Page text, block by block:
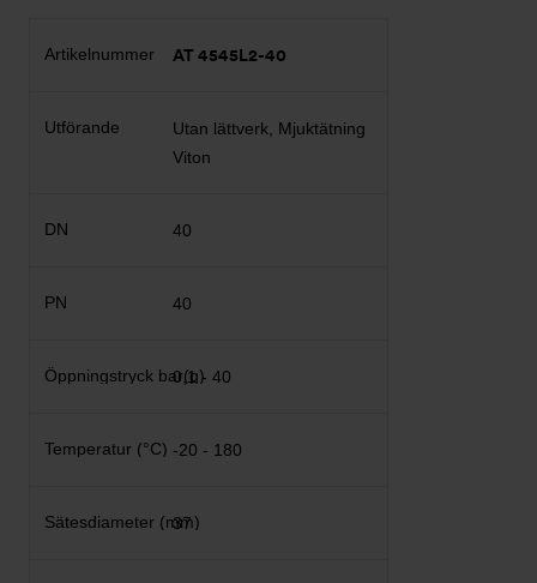
AT 4545L2-40
Utan lättverk, Mjuktätning
Viton
40
40
0,1 - 40
-20 - 180
37